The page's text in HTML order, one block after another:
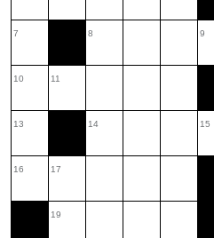
7 8 9
10 11
13 14 15
16 17
19